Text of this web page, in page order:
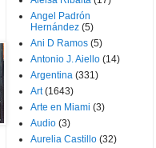
Angel Padrón
Hernández (5)
Ani D Ramos (5)
Antonio J. Aiello (14)
Argentina (331)
Art (1643)
Arte en Miami (3)
Audio (3)
Aurelia Castillo (32)